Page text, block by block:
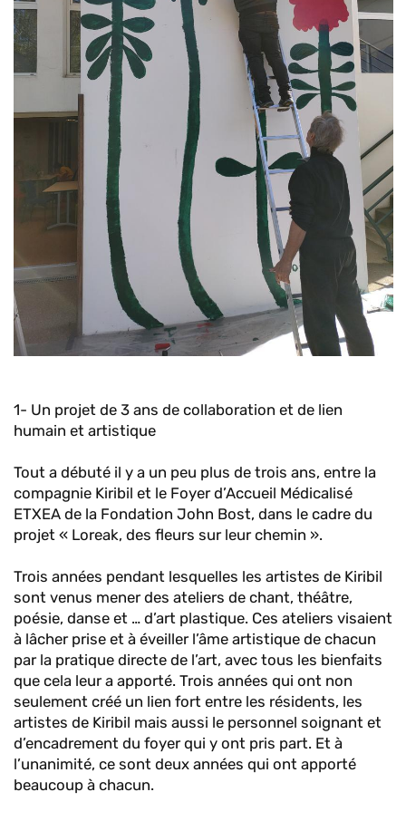
1- Un projet de 3 ans de collaboration et de lien
humain et artistique
Tout a débuté il y a un peu plus de trois ans, entre la
compagnie Kiribil et le Foyer d’Accueil Médicalisé
ETXEA de la Fondation John Bost, dans le cadre du
projet « Loreak, des fleurs sur leur chemin ».
Trois années pendant lesquelles les artistes de Kiribil
sont venus mener des ateliers de chant, théâtre,
poésie, danse et … d’art plastique. Ces ateliers visaient
à lâcher prise et à éveiller l’âme artistique de chacun
par la pratique directe de l’art, avec tous les bienfaits
que cela leur a apporté. Trois années qui ont non
seulement créé un lien fort entre les résidents, les
artistes de Kiribil mais aussi le personnel soignant et
d’encadrement du foyer qui y ont pris part. Et à
l’unanimité, ce sont deux années qui ont apporté
beaucoup à chacun.